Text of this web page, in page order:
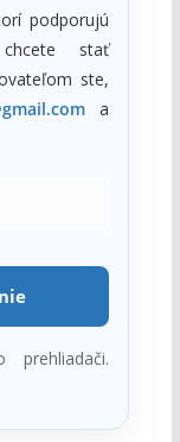
podporujú
stať
ste,
a